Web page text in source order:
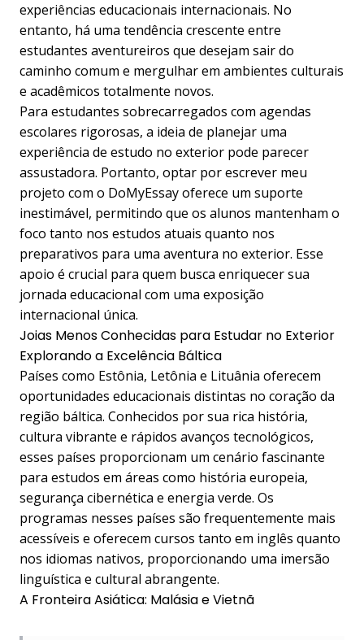
experiências educacionais internacionais. No
entanto, há uma tendência crescente entre
estudantes aventureiros que desejam sair do
caminho comum e mergulhar em ambientes culturais
e acadêmicos totalmente novos.
Para estudantes sobrecarregados com agendas
escolares rigorosas, a ideia de planejar uma
experiência de estudo no exterior pode parecer
assustadora. Portanto, optar porescrever meu
projeto com o DoMyEssayoferece um suporte
inestimável, permitindo que os alunos mantenham o
foco tanto nos estudos atuais quanto nos
preparativos para uma aventura no exterior. Esse
apoio é crucial para quem busca enriquecer sua
jornada educacional com uma exposição
internacional única.
Joias Menos Conhecidas para Estudar no Exterior
Explorando a Excelência Báltica
Países como Estônia, Letônia e Lituânia oferecem
oportunidades educacionais distintas no coração da
região báltica. Conhecidos por sua rica história,
cultura vibrante e rápidos avanços tecnológicos,
esses países proporcionam um cenário fascinante
para estudos em áreas como história europeia,
segurança cibernética e energia verde. Os
programas nesses países são frequentemente mais
acessíveis e oferecem cursos tanto em inglês quanto
nos idiomas nativos, proporcionando uma imersão
linguística e cultural abrangente.
A Fronteira Asiática: Malásia e Vietnã